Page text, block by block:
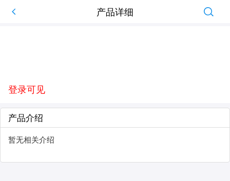
产品详细
登录可见
产品介绍
暂无相关介绍